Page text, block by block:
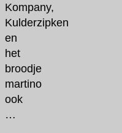
Kompany,
Kulderzipken
en
het
broodje
martino
ook
…